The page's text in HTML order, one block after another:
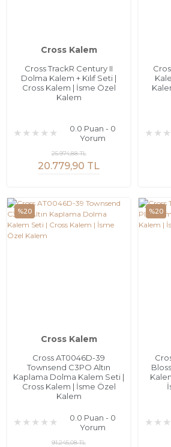
Cross Kalem
Cross TrackR Century II
Dolma Kalem + Kılıf Seti |
Cross Kalem | İsme Özel
Kalem
0.0 Puan - 0
Yorum
20.779,90 TL
25.974,88 TL
%20
Cross Kalem
Cross AT0046D-39
Townsend C3PO Altın
Kaplama Dolma Kalem Seti |
Cross Kalem | İsme Özel
Kalem
0.0 Puan - 0
Yorum
91.245,08 TL
%20